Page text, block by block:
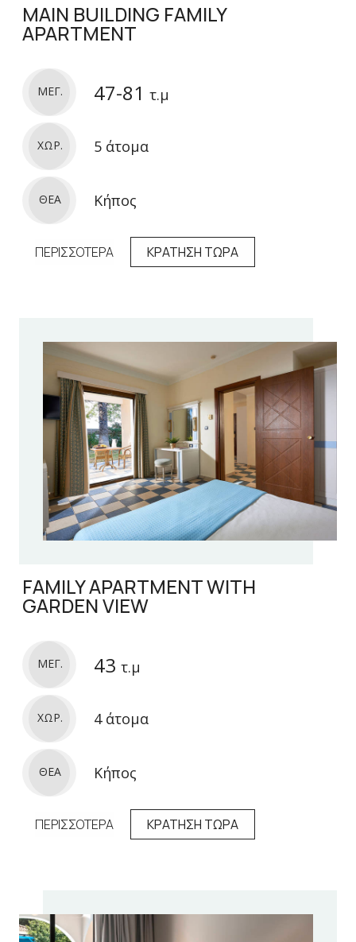
MAIN BUILDING FAMILY
APARTMENT
ΜΕΓ. 47-81 τ.μ
ΧΩΡ. 5 άτομα
ΘΕΑ Κήπος
ΠΕΡΙΣΣΟΤΕΡΑ ΚΡΑΤΗΣΗ ΤΩΡΑ
FAMILY APARTMENT WITH
GARDEN VIEW
ΜΕΓ. 43 τ.μ
ΧΩΡ. 4 άτομα
ΘΕΑ Κήπος
ΠΕΡΙΣΣΟΤΕΡΑ ΚΡΑΤΗΣΗ ΤΩΡΑ